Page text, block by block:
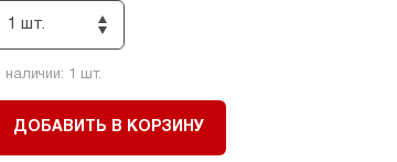
1 шт.
наличии: 1 шт.
ДОБАВИТЬ В КОРЗИНУ